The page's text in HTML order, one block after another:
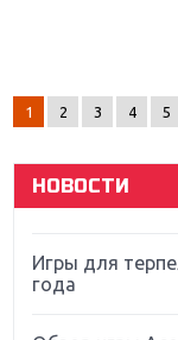
1 2 3 4 5
НОВОСТИ
Новинки для
Far Cry 5:
Игры для
года